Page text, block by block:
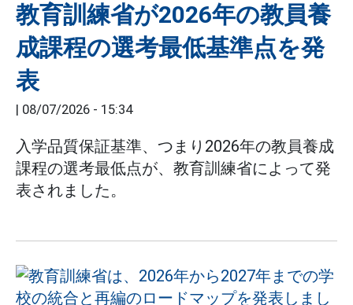
教育訓練省が2026年の教員養
成課程の選考最低基準点を発
表
| 08/07/2026 - 15:34
入学品質保証基準、つまり2026年の教員養成
課程の選考最低点が、教育訓練省によって発
表されました。